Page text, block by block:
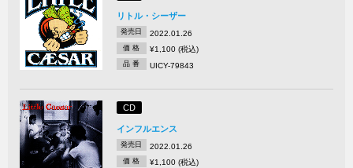
リトル・シーザー
発売日 2022.01.26
価 格 ¥1,100 (税込)
品 番 UICY-79843
CD
インフルエンス
発売日 2022.01.26
価 格 ¥1,100 (税込)